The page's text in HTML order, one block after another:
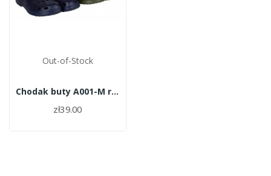
Out-of-Stock
Chodak buty A001-M roz.44
zł39.00